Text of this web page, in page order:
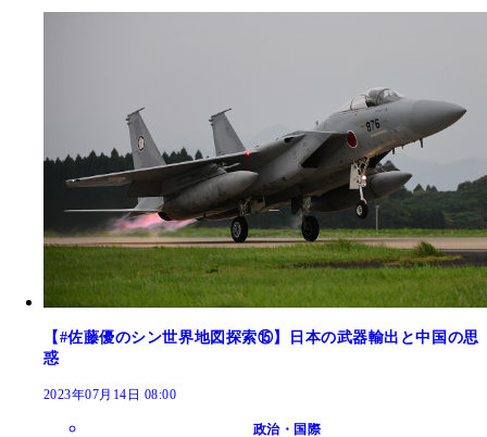
【#佐藤優のシン世界地図探索⑮】日本の武器輸出と中国の思
惑
2023年07月14日 08:00
政治・国際